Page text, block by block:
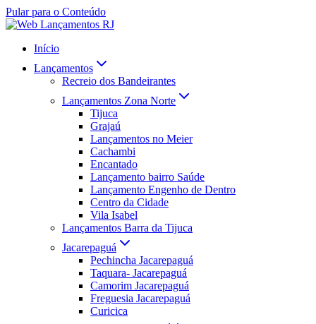
Pular para o Conteúdo
Início
Lançamentos
Recreio dos Bandeirantes
Lançamentos Zona Norte
Tijuca
Grajaú
Lançamentos no Meier
Cachambi
Encantado
Lançamento bairro Saúde
Lançamento Engenho de Dentro
Centro da Cidade
Vila Isabel
Lançamentos Barra da Tijuca
Jacarepaguá
Pechincha Jacarepaguá
Taquara- Jacarepaguá
Camorim Jacarepaguá
Freguesia Jacarepaguá
Curicica